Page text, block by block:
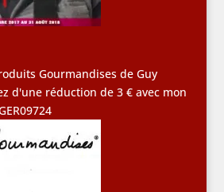
Gourmandises de Guy
d'une réduction de 3 € avec mon